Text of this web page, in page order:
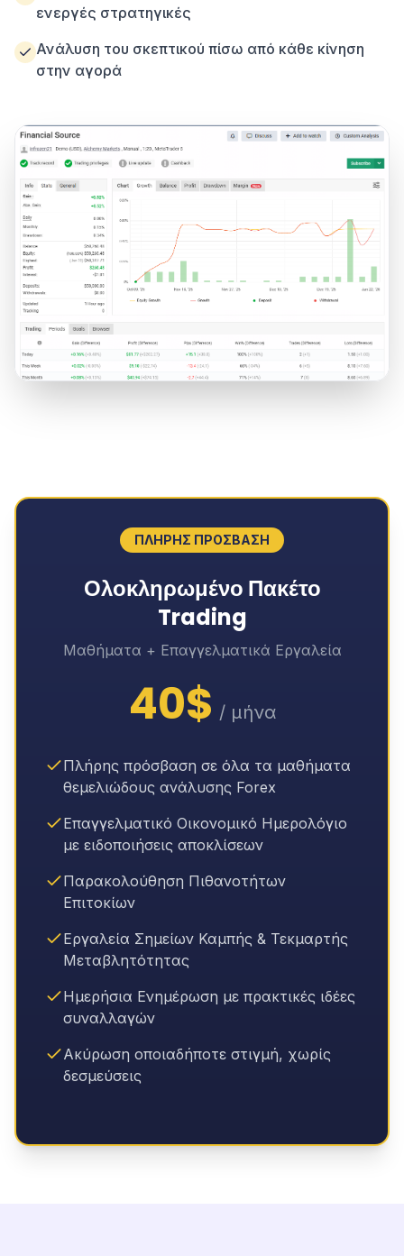
ενεργές στρατηγικές
Ανάλυση του σκεπτικού πίσω από κάθε κίνηση
στην αγορά
ΠΛΗΡΗΣ ΠΡΟΣΒΑΣΗ
Ολοκληρωμένο Πακέτο
Trading
Μαθήματα + Επαγγελματικά Εργαλεία
40$ / μήνα
Πλήρης πρόσβαση σε όλα τα μαθήματα
θεμελιώδους ανάλυσης Forex
Επαγγελματικό Οικονομικό Ημερολόγιο
με ειδοποιήσεις αποκλίσεων
Παρακολούθηση Πιθανοτήτων
Επιτοκίων
Εργαλεία Σημείων Καμπής & Τεκμαρτής
Μεταβλητότητας
Ημερήσια Ενημέρωση με πρακτικές ιδέες
συναλλαγών
Ακύρωση οποιαδήποτε στιγμή, χωρίς
δεσμεύσεις